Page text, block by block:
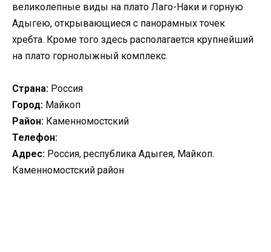
великолепные виды на плато Лаго-Наки и горную
Адыгею, открывающиеся с панорамных точек
хребта. Кроме того здесь располагается крупнейший
на плато горнолыжный комплекс.
Страна: Россия
Город: Майкоп
Район: Каменномостский
Телефон:
Адрес: Россия, республика Адыгея, Майкоп.
Каменномостский район